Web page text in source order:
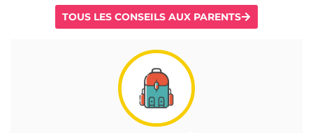
TOUS LES CONSEILS AUX PARENTS